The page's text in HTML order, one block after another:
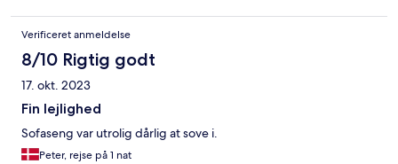
Verificeret anmeldelse
8/10 Rigtig godt
17. okt. 2023
Fin lejlighed
Sofaseng var utrolig dårlig at sove i.
Peter, rejse på 1 nat